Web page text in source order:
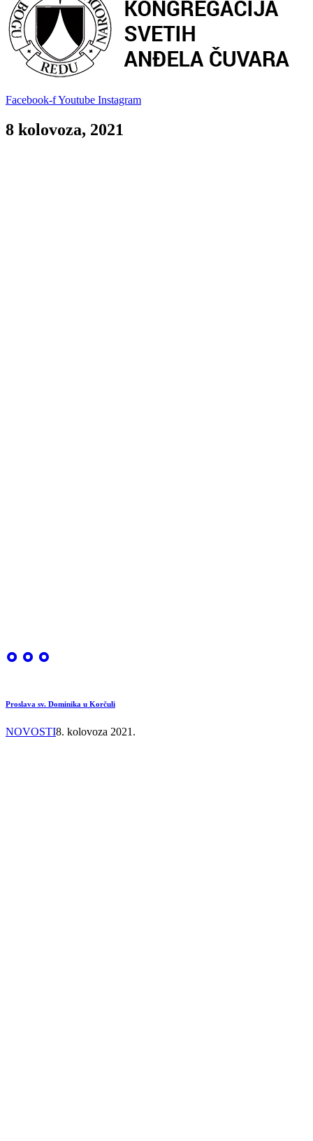
Facebook-fYoutube Instagram
8 kolovoza, 2021
Proslava sv. Dominika u Korčuli
NOVOSTI8. kolovoza 2021.